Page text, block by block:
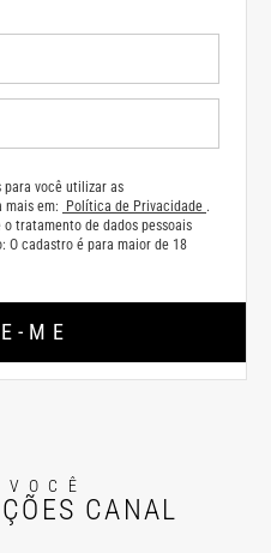
para você utilizar as
mais em:
Política de Privacidade .
tratamento de dados pessoais
O cadastro é para maior de 18
ME
CANAL